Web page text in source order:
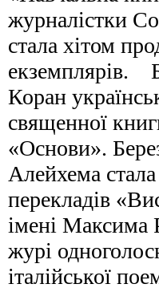
журналістки
стала хітом
екземплярів.
Коран
священної
«Основи».
Алейхема
перекладів
імені Максима
журі
італійської